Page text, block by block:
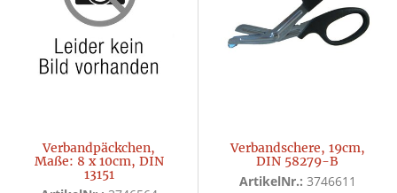
Verbandpäckchen,
Maße: 8 x 10cm, DIN
13151
Verbandschere, 19cm,
DIN 58279-B
ArtikelNr.: 3746611